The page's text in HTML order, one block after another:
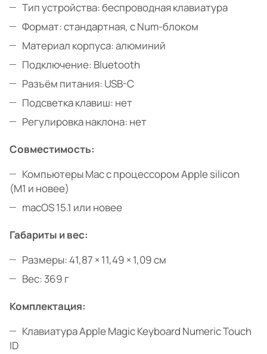
Тип устройства: беспроводная клавиатура
Формат: стандартная, с Num-блоком
Материал корпуса: алюминий
Подключение: Bluetooth
Разъём питания: USB-C
Подсветка клавиш: нет
Регулировка наклона: нет
Совместимость:
Компьютеры Mac с процессором Apple silicon
(M1 и новее)
macOS 15.1 или новее
Габариты и вес:
Размеры: 41,87 × 11,49 × 1,09 см
Вес: 369 г
Комплектация:
Клавиатура Apple Magic Keyboard Numeric Touch
ID